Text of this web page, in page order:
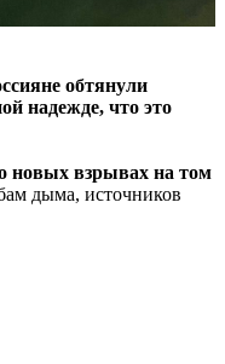
обтянули
надежде, что это
новых взрывах на том
дыма, источников